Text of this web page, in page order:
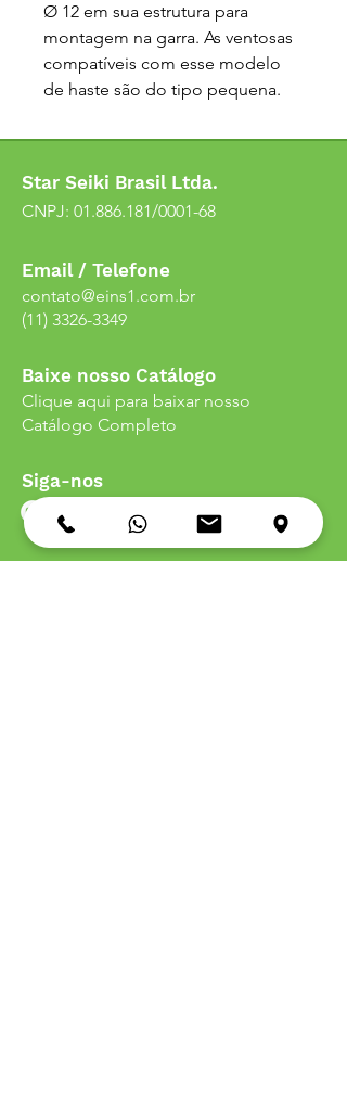
Ø 12 em sua estrutura para
montagem na garra. As ventosas
compatíveis com esse modelo
de haste são do tipo pequena.
Star Seiki Brasil Ltda.
CNPJ: 01.886.181/0001-68
Email / Telefone
contato@eins1.com.br
(11) 3326-3349
Baixe nosso Catálogo
Clique aqui para baixar nosso
Catálogo Completo
Siga-nos